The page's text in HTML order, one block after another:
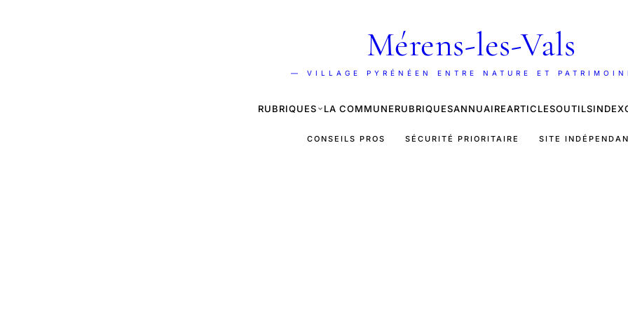
Mérens-les-Vals
— VILLAGE PYRÉNÉEN ENTRE NATURE ET
RUBRIQUES LA COMMUNERUBRIQUESANNUAIREARTICLESOUTILSINDEX
CONSEILS PROS SÉCURITÉ PRIORITAIRE SITE